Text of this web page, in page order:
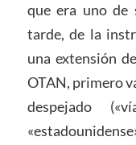
que era uno de
tarde, de la
una extensión
OTAN, primero
despejado